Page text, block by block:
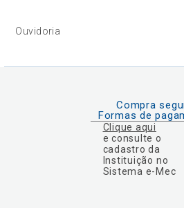
Ouvidoria
Compra
Formas de
Clique aqui
e consulte o
cadastro da
Instituição no
Sistema e-Mec